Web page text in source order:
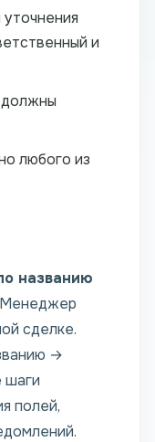
и
должны
любого из
названию
Менеджер
сделке.
→
полей,